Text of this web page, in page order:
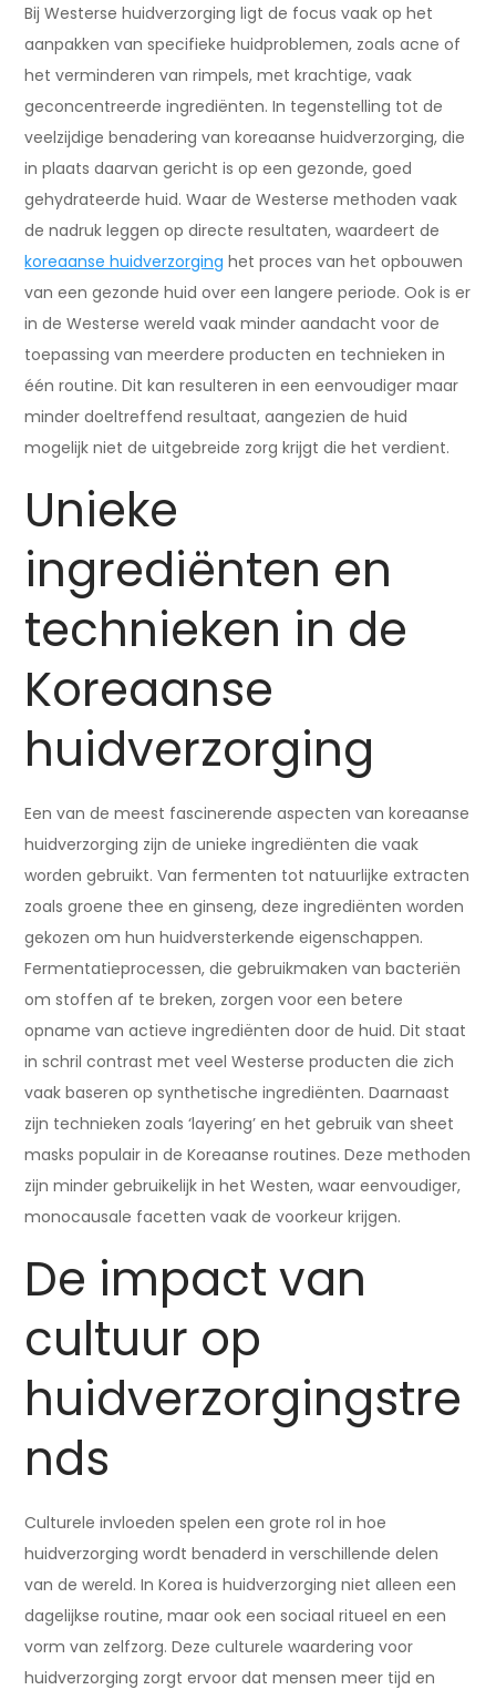
Bij Westerse huidverzorging ligt de focus vaak op het
aanpakken van specifieke huidproblemen, zoals acne of
het verminderen van rimpels, met krachtige, vaak
geconcentreerde ingrediënten. In tegenstelling tot de
veelzijdige benadering van koreaanse huidverzorging, die
in plaats daarvan gericht is op een gezonde, goed
gehydrateerde huid. Waar de Westerse methoden vaak
de nadruk leggen op directe resultaten, waardeert de
koreaanse huidverzorging het proces van het opbouwen
van een gezonde huid over een langere periode. Ook is er
in de Westerse wereld vaak minder aandacht voor de
toepassing van meerdere producten en technieken in
één routine. Dit kan resulteren in een eenvoudiger maar
minder doeltreffend resultaat, aangezien de huid
mogelijk niet de uitgebreide zorg krijgt die het verdient.
Unieke
ingrediënten en
technieken in de
Koreaanse
huidverzorging
Een van de meest fascinerende aspecten van koreaanse
huidverzorging zijn de unieke ingrediënten die vaak
worden gebruikt. Van fermenten tot natuurlijke extracten
zoals groene thee en ginseng, deze ingrediënten worden
gekozen om hun huidversterkende eigenschappen.
Fermentatieprocessen, die gebruikmaken van bacteriën
om stoffen af te breken, zorgen voor een betere
opname van actieve ingrediënten door de huid. Dit staat
in schril contrast met veel Westerse producten die zich
vaak baseren op synthetische ingrediënten. Daarnaast
zijn technieken zoals ‘layering’ en het gebruik van sheet
masks populair in de Koreaanse routines. Deze methoden
zijn minder gebruikelijk in het Westen, waar eenvoudiger,
monocausale facetten vaak de voorkeur krijgen.
De impact van
cultuur op
huidverzorgingstre
nds
Culturele invloeden spelen een grote rol in hoe
huidverzorging wordt benaderd in verschillende delen
van de wereld. In Korea is huidverzorging niet alleen een
dagelijkse routine, maar ook een sociaal ritueel en een
vorm van zelfzorg. Deze culturele waardering voor
huidverzorging zorgt ervoor dat mensen meer tijd en